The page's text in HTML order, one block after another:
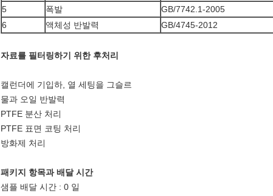
5
폭발
GB/7742.1-2005
6
액체성 반발력 GB/4745-2012
자료를 필터링하기 위한 후처리
캘런더에 기입하, 열 세팅을 그슬르
물과 오일 반발력
PTFE 분산 처리
PTFE 표면 코팅 처리
방화제 처리
패키지 항목과 배달 시간
샘플 배달 시간 : 0 일